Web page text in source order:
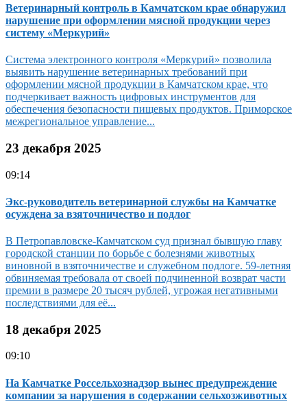
Ветеринарный контроль в Камчатском крае обнаружил
нарушение при оформлении мясной продукции через
систему «Меркурий»
Система электронного контроля «Меркурий» позволила
выявить нарушение ветеринарных требований при
оформлении мясной продукции в Камчатском крае, что
подчеркивает важность цифровых инструментов для
обеспечения безопасности пищевых продуктов. Приморское
межрегиональное управление...
23 декабря 2025
09:14
Экс-руководитель ветеринарной службы на Камчатке
осуждена за взяточничество и подлог
В Петропавловске-Камчатском суд признал бывшую главу
городской станции по борьбе с болезнями животных
виновной в взяточничестве и служебном подлоге. 59-летняя
обвиняемая требовала от своей подчиненной возврат части
премии в размере 20 тысяч рублей, угрожая негативными
последствиями для её...
18 декабря 2025
09:10
На Камчатке Россельхознадзор вынес предупреждение
компании за нарушения в содержании сельхозживотных